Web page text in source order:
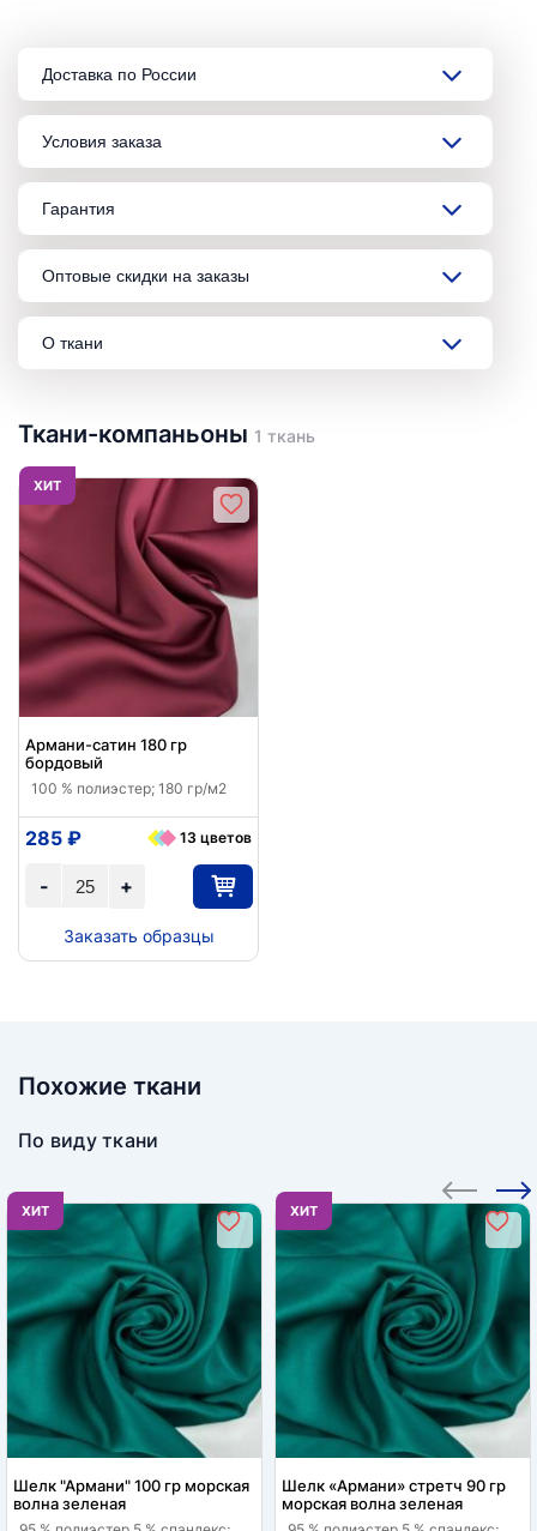
Доставка по России
Условия заказа
Гарантия
Оптовые скидки на заказы
О ткани
Ткани-компаньоны 1 ткань
ХИТ
Армани-сатин 180 гр
бордовый
100 % полиэстер; 180 гр/м2
+
-
285 ₽ 13 цветов
Заказать образцы
Похожие ткани
По виду ткани
ХИТ
Шелк "Армани" 100 гр морская
волна зеленая
ХИТ
Шелк «Армани» стретч 90 гр
морская волна зеленая